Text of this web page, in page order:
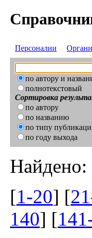
Персоналии
по автору и
полнотекстовый
Сортировка
по автору
по названию
по типу
по году выхода
Найдено:
[1-20] [
140] [